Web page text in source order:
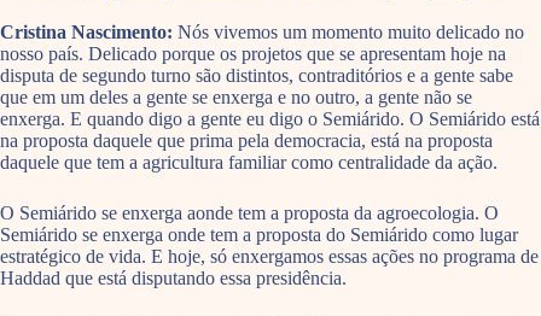
Cristina Nascimento: Nós vivemos um momento muito delicado no
nosso país. Delicado porque os projetos que se apresentam hoje na
disputa de segundo turno são distintos, contraditórios e a gente sabe
que em um deles a gente se enxerga e no outro, a gente não se
enxerga. E quando digo a gente eu digo o Semiárido. O Semiárido está
na proposta daquele que prima pela democracia, está na proposta
daquele que tem a agricultura familiar como centralidade da ação.
O Semiárido se enxerga aonde tem a proposta da agroecologia. O
Semiárido se enxerga onde tem a proposta do Semiárido como lugar
estratégico de vida. E hoje, só enxergamos essas ações no programa de
Haddad que está disputando essa presidência.